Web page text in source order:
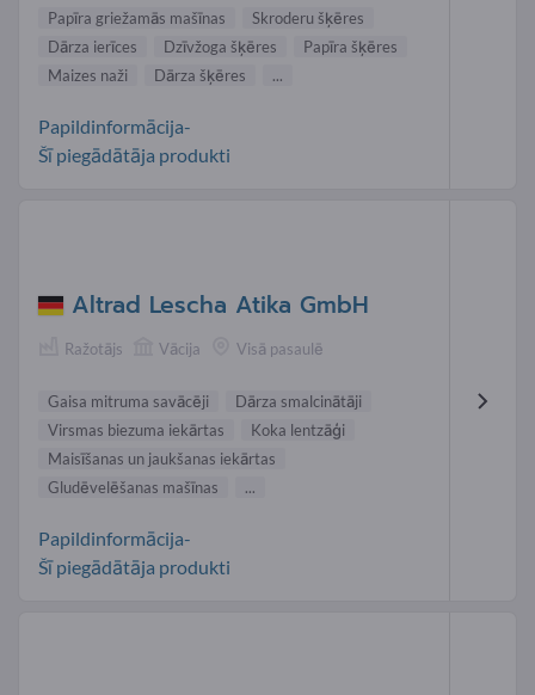
Papīra griežamās mašīnas
Skroderu šķēres
Dārza ierīces
Dzīvžoga šķēres
Papīra šķēres
Maizes naži
Dārza šķēres ...
Papildinformācija-
Šī piegādātāja produkti
Altrad Lescha Atika GmbH
Ražotājs Vācija Visā pasaulē
Gaisa mitruma savācēji
Dārza smalcinātāji
Virsmas biezuma iekārtas
Koka lentzāģi
Maisīšanas un jaukšanas iekārtas
Gludēvelēšanas mašīnas
...
Papildinformācija-
Šī piegādātāja produkti